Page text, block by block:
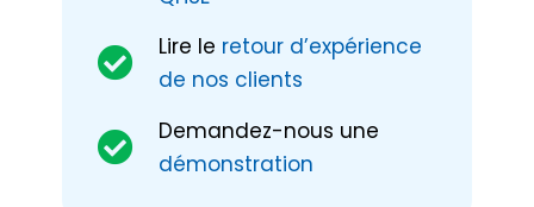
Lire le retour d’expérience
de nos clients
Demandez-nous une
démonstration